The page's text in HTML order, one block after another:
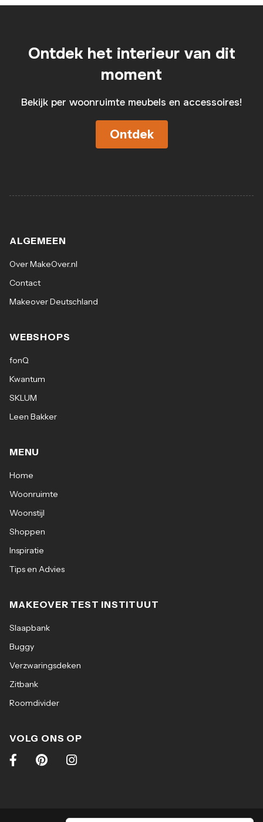
Ontdek het interieur van dit
moment
Bekijk per woonruimte meubels en accessoires!
Ontdek
ALGEMEEN
Over MakeOver.nl
Contact
Makeover Deutschland
WEBSHOPS
fonQ
Kwantum
SKLUM
Leen Bakker
MENU
Home
Woonruimte
Woonstijl
Shoppen
Inspiratie
Tips en Advies
MAKEOVER TEST INSTITUUT
Slaapbank
Buggy
Verzwaringsdeken
Zitbank
Roomdivider
VOLG ONS OP